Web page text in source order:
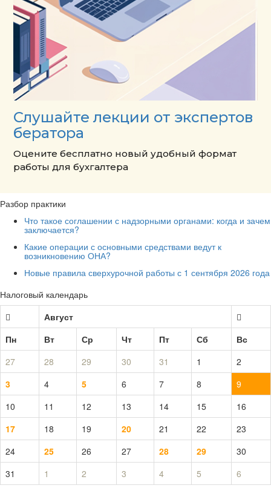
Слушайте лекции от экспертов
бератора
Оцените бесплатно новый удобный формат
работы для бухгалтера
Разбор практики
Что такое соглашении с надзорными органами: когда и зачем
заключается?
Какие операции с основными средствами ведут к
возникновению ОНА?
Новые правила сверхурочной работы с 1 сентября 2026 года
Налоговый календарь
Август
Пн
Вт Ср Чт Пт Сб
Вс
27
28 29 30 31 1
2
3
4 5 6 7 8
9
10
11 12 13 14 15
16
17
18 19 20 21 22
23
24
25 26 27 28 29
30
31
1 2 3 4 5 6